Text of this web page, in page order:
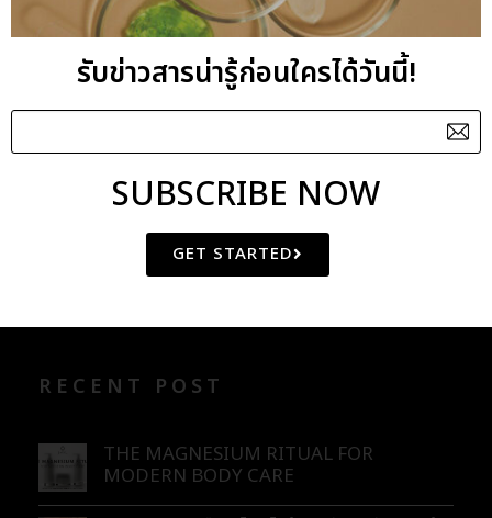
CATEGORIES
RECENT POST
THE MAGNESIUM RITUAL FOR
MODERN BODY CARE
รับข่าวสารน่ารู้ก่อนใครได้วันนี้!
SUBSCRIBE NOW
GET STARTED